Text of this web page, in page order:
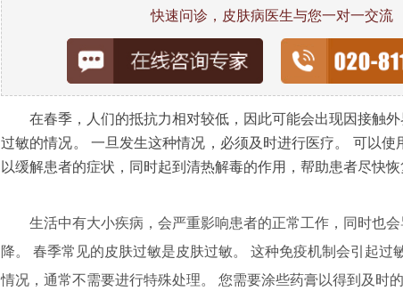
快速问诊，皮肤病医生与您一对一交流
在春季，人们的抵抗力相对较低，因此可能会出现因接触外
过敏的情况。 一旦发生这种情况，必须及时进行医疗。 可以使
以缓解患者的症状，同时起到清热解毒的作用，帮助患者尽快恢
生活中有大小疾病，会严重影响患者的正常工作，同时也会
降。 春季常见的皮肤过敏是皮肤过敏。 这种免疫机制会引起过
情况，通常不需要进行特殊处理。 您需要涂些药膏以得到及时